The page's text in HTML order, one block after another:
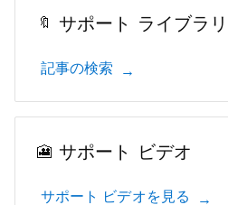
サポート ライブラ
記事の検索
サポート ビデオ
サポート ビデオを見る